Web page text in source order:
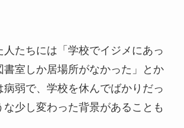
人たちには「学校でイジメにあっ
書室しか居場所がなかった」とか
病弱で、学校を休んでばかりだっ
な少し変わった背景があることも